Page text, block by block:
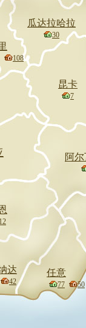
任意
77 50
昆卡
7
达
42
瓜达拉哈拉
30
阿
108